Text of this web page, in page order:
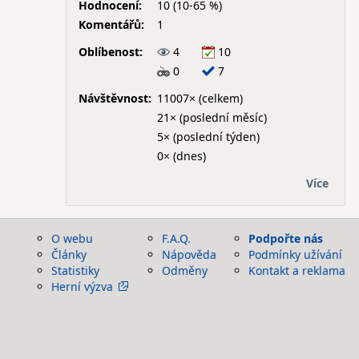
Hodnocení:
10 (10-65 %)
Komentářů:
1
Oblíbenost:
4
10
0
7
Návštěvnost: 11007× (celkem)
21× (poslední měsíc)
5× (poslední týden)
0× (dnes)
Více
O webu
Články
Statistiky
Herní výzva
F.A.Q.
Nápověda
Odměny
Podpořte nás
Podmínky užívání
Kontakt a reklama